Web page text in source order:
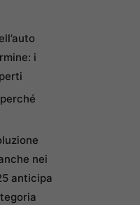
i
nei
anticipa